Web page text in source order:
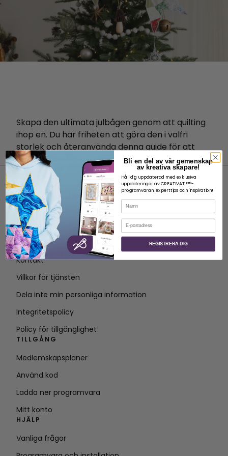
Skapa den ultimata julbågen genom att quilting
ihop en. Du har friheten att göra den i valfri
storlek och återanvända denna guide för att
göra en för alla tillfällen.
OM
Om SVP Worldwide
Kontakt
Villkor för tjänsten
Dela inte min personliga information
Integritetspolicy
Policy för tillgänglighet
TILLGÅNG
Medlemskapsplaner
Använd kod
Ladda ner programvara
Mitt konto
HJÄLP
Vanliga frågor
Bli en del av vår gemenskap
av kreativa skapare!
Håll dig uppdaterad med exklusiva
uppdateringar av CREATIVATE™-
programvaran, experttips och inspiration!
Namn
E-post
REGISTRERA DIG